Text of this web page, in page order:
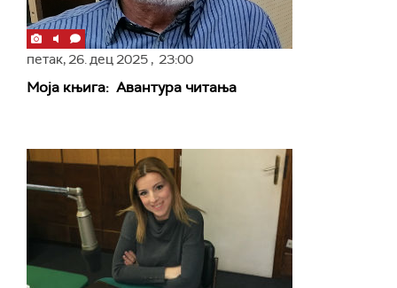
петак,26. дец 2025 , 23:00
Моја књига: Авантура читања